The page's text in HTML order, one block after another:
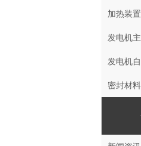
加热装
发电机
发电机
密封材料